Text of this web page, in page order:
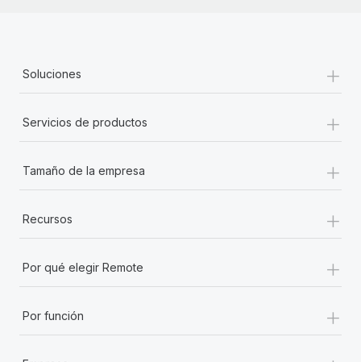
Soluciones +
Servicios de productos +
Tamaño de la empresa +
Recursos +
Por qué elegir Remote +
Por función +